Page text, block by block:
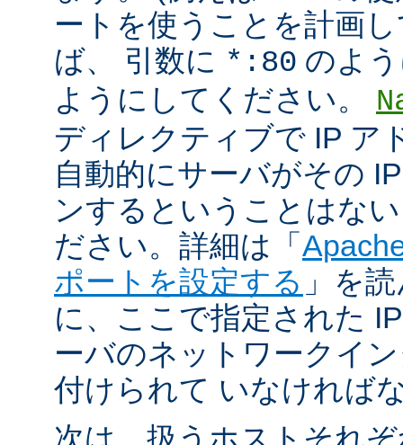
ートを使うことを計画
ば、 引数に *:80 のよ
ようにしてください。
ディレクティブで IP ア
自動的にサーバがその
ンするということはな
ださい。詳細は「
ポートを設定する 」を
に、ここで指定された
ーバのネットワークイ
付けられて いなければ
次は、扱うホストそれ